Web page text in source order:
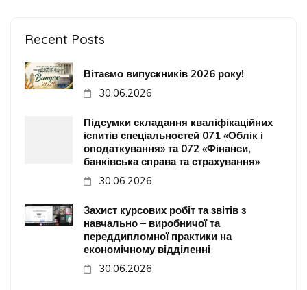
Recent Posts
Вітаємо випускників 2026 року!
30.06.2026
Підсумки складання кваліфікаційних
іспитів спеціальностей 071 «Облік і
оподаткування» та 072 «Фінанси,
банківська справа та страхування»
30.06.2026
Захист курсових робіт та звітів з
навчально – виробничої та
переддипломної практики на
економічному відділенні
30.06.2026